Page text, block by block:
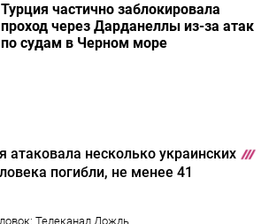
Турция частично заблокировала
проход через Дарданеллы из-за атак
по судам в Черном море